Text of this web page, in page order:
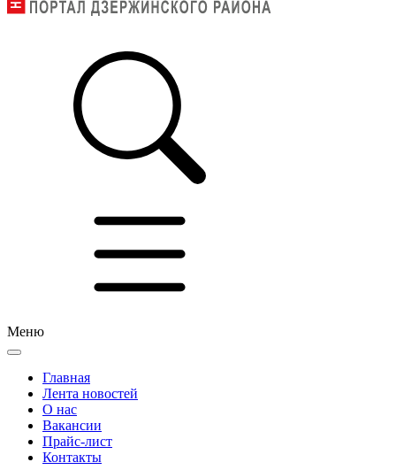
Меню
Главная
Лента новостей
О нас
Вакансии
Прайс-лист
Контакты